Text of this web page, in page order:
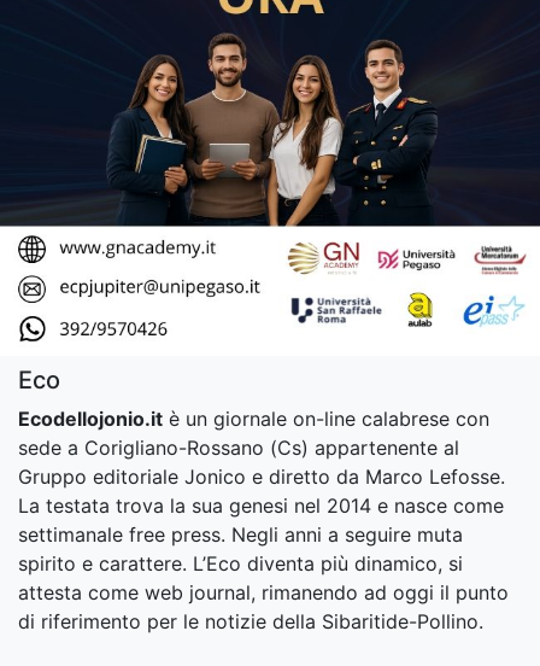
Eco
Ecodellojonio.it è un giornale on-line calabrese con
sede a Corigliano-Rossano (Cs) appartenente al
Gruppo editoriale Jonico e diretto da Marco Lefosse.
La testata trova la sua genesi nel 2014 e nasce come
settimanale free press. Negli anni a seguire muta
spirito e carattere. L’Eco diventa più dinamico, si
attesta come web journal, rimanendo ad oggi il punto
di riferimento per le notizie della Sibaritide-Pollino.